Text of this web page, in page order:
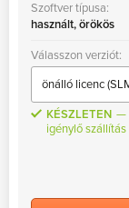
Szoftver típusa:
használt, örökös
Válasszon verziót:
KÉSZLETEN
igénylő szállítás